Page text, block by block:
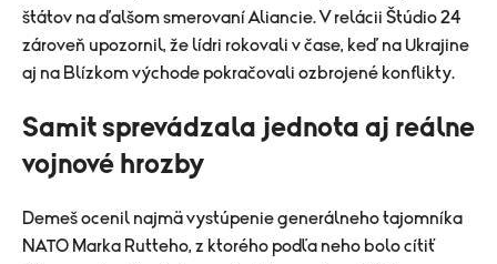
štátov na ďalšom smerovaní Aliancie. V relácii Štúdio 24
zároveň upozornil, že lídri rokovali v čase, keď na Ukrajine
aj na Blízkom východe pokračovali ozbrojené konflikty.
Samit sprevádzala jednota aj reálne
vojnové hrozby
Demeš ocenil najmä vystúpenie generálneho tajomníka
NATO Marka Rutteho, z ktorého podľa neho bolo cítiť